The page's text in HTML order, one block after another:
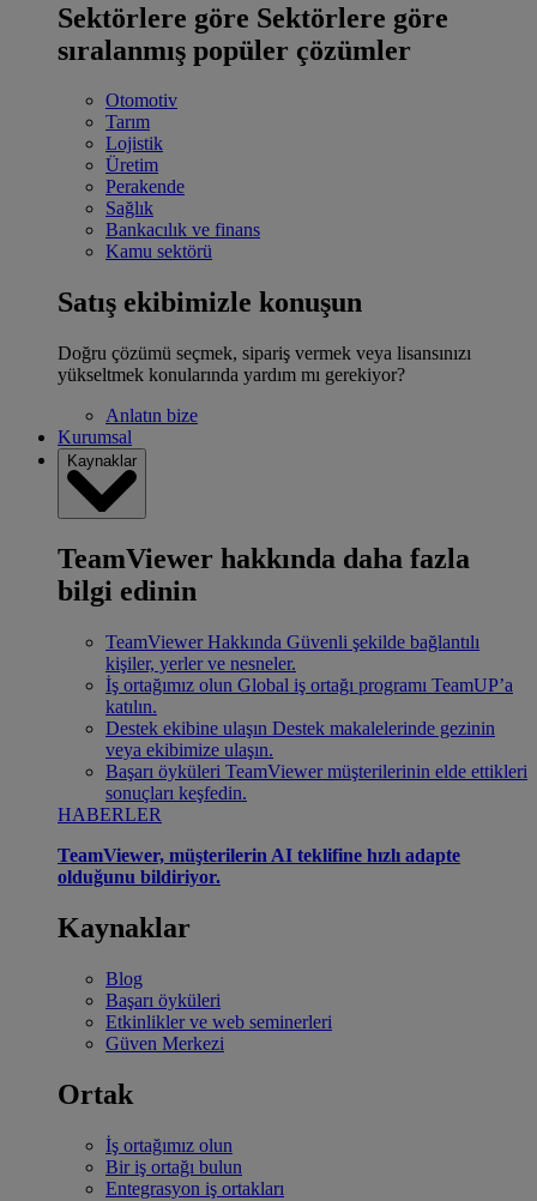
Sektörlere göre Sektörlere göre
sıralanmış popüler çözümler
Otomotiv
Tarım
Lojistik
Üretim
Perakende
Sağlık
Bankacılık ve finans
Kamu sektörü
Satış ekibimizle konuşun
Doğru çözümü seçmek, sipariş vermek veya lisansınızı
yükseltmek konularında yardım mı gerekiyor?
Anlatın bize
Kurumsal
Kaynaklar
TeamViewer hakkında daha fazla
bilgi edinin
TeamViewer Hakkında Güvenli şekilde bağlantılı
kişiler, yerler ve nesneler.
İş ortağımız olun Global iş ortağı programı TeamUP’a
katılın.
Destek ekibine ulaşın Destek makalelerinde gezinin
veya ekibimize ulaşın.
Başarı öyküleri TeamViewer müşterilerinin elde ettikleri
sonuçları keşfedin.
HABERLER
TeamViewer, müşterilerin AI teklifine hızlı adapte
olduğunu bildiriyor.
Kaynaklar
Blog
Başarı öyküleri
Etkinlikler ve web seminerleri
Güven Merkezi
Ortak
İş ortağımız olun
Bir iş ortağı bulun
Entegrasyon iş ortakları